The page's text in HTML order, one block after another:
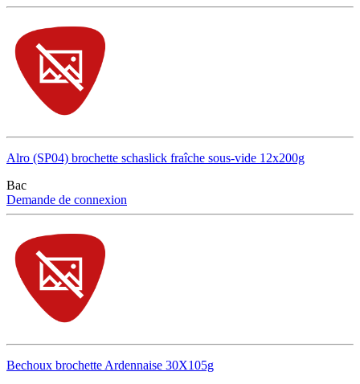
Alro (SP04) brochette schaslick fraîche sous-vide 12x200g
Bac
Demande de connexion
Bechoux brochette Ardennaise 30X105g